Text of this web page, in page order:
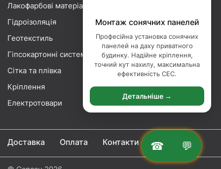
☎ 💬
Монтаж сонячних панелей
Професійна установка сонячних
панелей на даху приватного
будинку. Надійне кріплення,
точний кут нахилу, максимальна
ефективність СЕС.
Детальніше →
Лакофарбові матеріали
Гідроізоляція
Геотекстиль
Гіпсокартонні системи
Сітка та плівка
Кріплення
Електротовари
Доставка Оплата Контакти